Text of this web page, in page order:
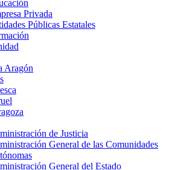
Privada
Públicas Estatales
Aragón
de Justicia
General de las Comunidades
General del Estado